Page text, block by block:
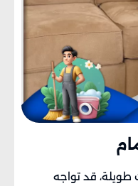
طويلة، قد تواجه